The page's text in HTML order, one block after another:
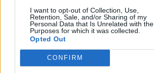
I want to opt-out of Collection, Use,
Retention, Sale, and/or Sharing of my
Personal Data that Is Unrelated with the
Purposes for which it was collected.
Opted Out
CONFIRM